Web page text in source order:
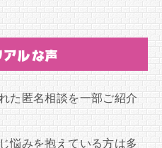
アルな声
た匿名相談を一部ご紹介
悩みを抱えている方は多